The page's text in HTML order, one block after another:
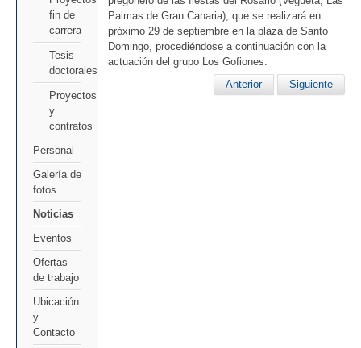
fin de
carrera
Tesis
doctorales
Proyectos
y
contratos
Personal
Galería de
fotos
Noticias
Eventos
Ofertas
de trabajo
Ubicación
y
Contacto
Palmas de Gran Canaria), que se realizará en
próximo 29 de septiembre en la plaza de Santo
Domingo, procediéndose a continuación con la
actuación del grupo Los Gofiones.
Anterior
Siguiente